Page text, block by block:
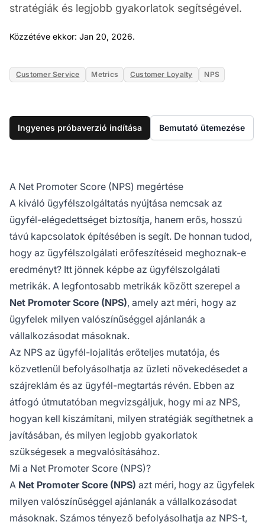
stratégiák és legjobb gyakorlatok segítségével.
Közzétéve ekkor: Jan 20, 2026.
Customer Service Metrics Customer Loyalty NPS
Ingyenes próbaverzió indítása Bemutató ütemezése
A Net Promoter Score (NPS) megértése
A kiváló ügyfélszolgáltatás nyújtása nemcsak az
ügyfél-elégedettséget biztosítja, hanem erős, hosszú
távú kapcsolatok építésében is segít. De honnan tudod,
hogy az ügyfélszolgálati erőfeszítéseid meghoznak-e
eredményt? Itt jönnek képbe az ügyfélszolgálati
metrikák. A legfontosabb metrikák között szerepel a
Net Promoter Score (NPS), amely azt méri, hogy az
ügyfelek milyen valószínűséggel ajánlanák a
vállalkozásodat másoknak.
Az NPS az ügyfél-lojalitás erőteljes mutatója, és
közvetlenül befolyásolhatja az üzleti növekedésedet a
szájreklám és az ügyfél-megtartás révén. Ebben az
átfogó útmutatóban megvizsgáljuk, hogy mi az NPS,
hogyan kell kiszámítani, milyen stratégiák segíthetnek a
javításában, és milyen legjobb gyakorlatok
szükségesek a megvalósításához.
Mi a Net Promoter Score (NPS)?
A Net Promoter Score (NPS) azt méri, hogy az ügyfelek
milyen valószínűséggel ajánlanák a vállalkozásodat
másoknak. Számos tényező befolyásolhatja az NPS-t,